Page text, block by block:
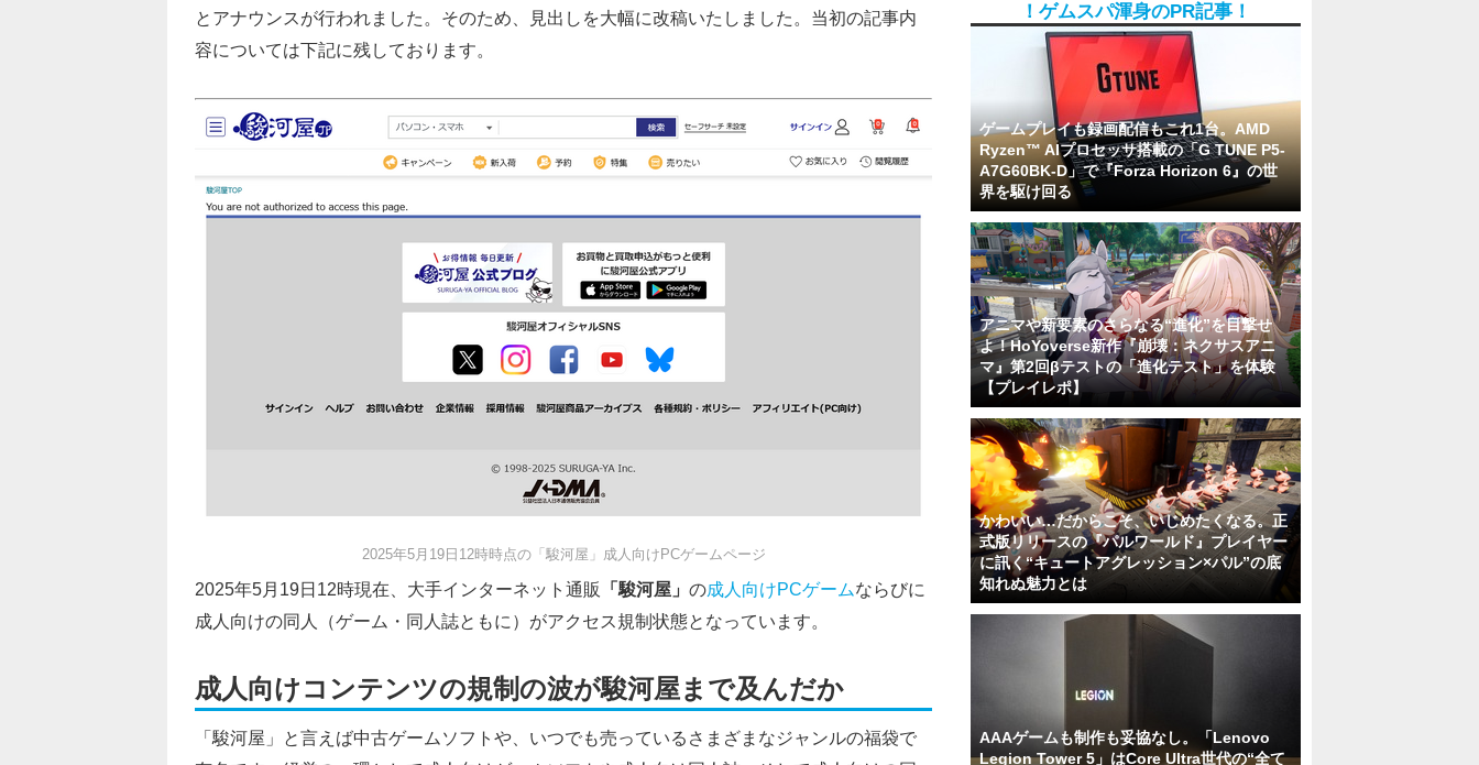
とアナウンスが行われました。そのため、見出しを大幅に改稿いたしました。当初の記事内
容については下記に残しております。
2025年5月19日12時時点の「駿河屋」成人向けPCゲームページ
2025年5月19日12時現在、大手インターネット通販 「駿河屋」 の成人向けPCゲームならびに
成人向けの同人（ゲーム・同人誌ともに）がアクセス規制状態となっています。
成人向けコンテンツの規制の波が駿河屋まで及んだか
「駿河屋」と言えば中古ゲームソフトや、いつでも売っているさまざまなジャンルの福袋で
！ゲムスパ渾身のPR記事！
ゲームプレイも録画配信もこれ1台。AMD
Ryzen™ AIプロセッサ搭載の「G TUNE P5-
A7G60BK-D」で『Forza Horizon 6』の世
界を駆け回る
アニマや新要素のさらなる“進化”を目撃せ
よ！HoYoverse新作『崩壊：ネクサスアニ
マ』第2回βテストの「進化テスト」を体験
【プレイレポ】
かわいい…だからこそ、いじめたくなる。正
式版リリースの『パルワールド』プレイヤー
に訊く“キュートアグレッション×パル”の底
知れぬ魅力とは
AAAゲームも制作も妥協なし。「Lenovo
Legion Tower 5」はCore Ultra世代の“全て